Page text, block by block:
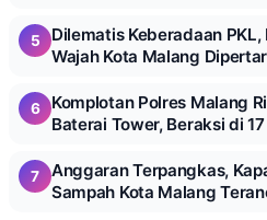
5
Dilematis Keberadaan
Wajah Kota Malang
6
Komplotan Polres Malang
Baterai Tower, Beraksi di 17
7
Anggaran Terpangkas,
Sampah Kota Malang